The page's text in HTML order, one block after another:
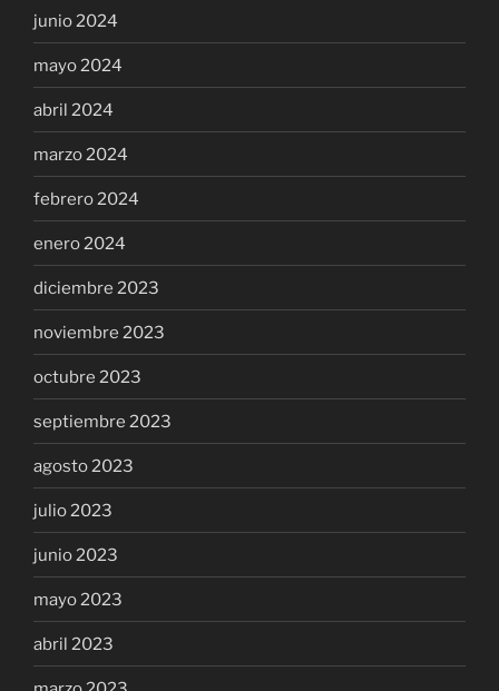
junio 2024
mayo 2024
abril 2024
marzo 2024
febrero 2024
enero 2024
diciembre 2023
noviembre 2023
octubre 2023
septiembre 2023
agosto 2023
julio 2023
junio 2023
mayo 2023
abril 2023